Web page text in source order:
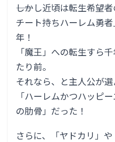
――しかし近頃は転生希望
チート持ちハーレム勇
年！
「魔王」への転生すら
たり前。
それなら、と主人公が
「ハーレムかつハッピ
の肋骨」だった！
さらに、「ヤドカリ」